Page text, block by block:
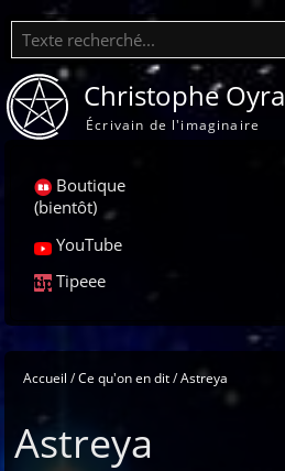
Recherche
Christophe Oyra
Écrivain de l'imaginaire
Boutique
(bientôt)
YouTube
Tipeee
Accueil Ce qu'on en dit Astreya
Astreya